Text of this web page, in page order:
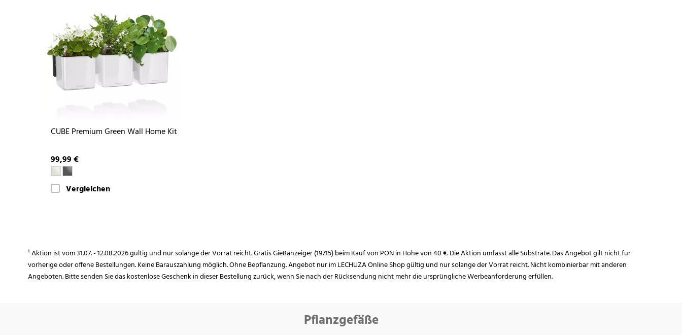
CUBE Premium Green Wall Home Kit
99,99 €
Vergleichen
¹ Aktion ist vom 31.07. - 12.08.2026 gültig und nur solange der Vorrat reicht. Gratis Gießanzeiger (19715) beim Kauf von PON in Höhe von 40 €. Die Aktion umfasst alle Substrate. Das Angebot gilt nicht für
vorherige oder offene Bestellungen. Keine Barauszahlung möglich. Ohne Bepflanzung. Angebot nur im LECHUZA Online Shop gültig und nur solange der Vorrat reicht. Nicht kombinierbar mit anderen
Angeboten. Bitte senden Sie das kostenlose Geschenk in dieser Bestellung zurück, wenn Sie nach der Rücksendung nicht mehr die ursprüngliche Werbeanforderung erfüllen.
Pflanzgefäße